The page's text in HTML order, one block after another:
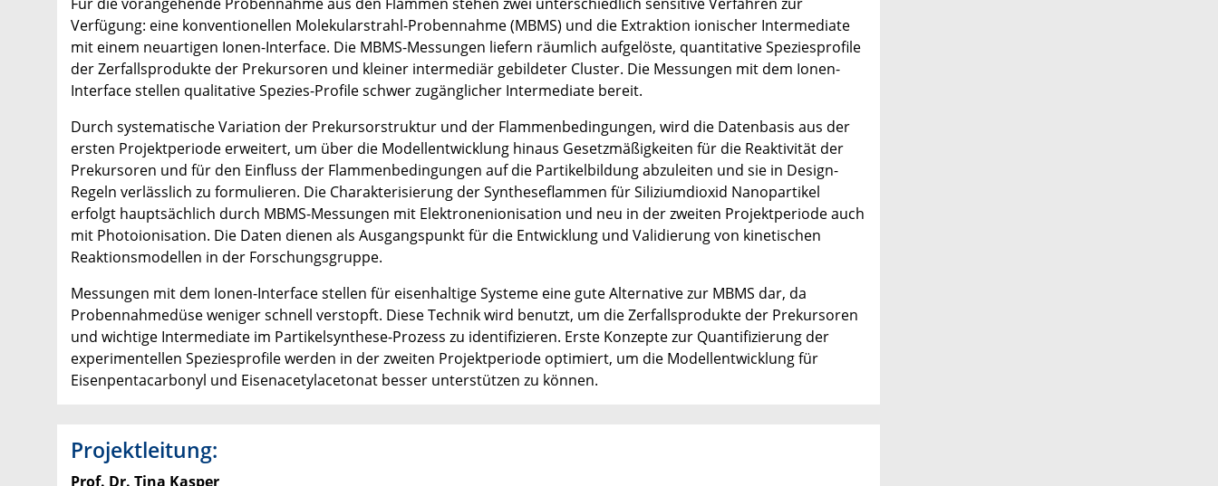
Für die vorangehende Probennahme aus den Flammen stehen zwei unterschiedlich sensitive Verfahren zur
Verfügung: eine konventionellen Molekularstrahl-Probennahme (MBMS) und die Extraktion ionischer Intermediate
mit einem neuartigen Ionen-Interface. Die MBMS-Messungen liefern räumlich aufgelöste, quantitative Speziesprofile
der Zerfallsprodukte der Prekursoren und kleiner intermediär gebildeter Cluster. Die Messungen mit dem Ionen-
Interface stellen qualitative Spezies-Profile schwer zugänglicher Intermediate bereit.
Durch systematische Variation der Prekursorstruktur und der Flammenbedingungen, wird die Datenbasis aus der
ersten Projektperiode erweitert, um über die Modellentwicklung hinaus Gesetzmäßigkeiten für die Reaktivität der
Prekursoren und für den Einfluss der Flammenbedingungen auf die Partikelbildung abzuleiten und sie in Design-
Regeln verlässlich zu formulieren. Die Charakterisierung der Syntheseflammen für Siliziumdioxid Nanopartikel
erfolgt hauptsächlich durch MBMS-Messungen mit Elektronenionisation und neu in der zweiten Projektperiode auch
mit Photoionisation. Die Daten dienen als Ausgangspunkt für die Entwicklung und Validierung von kinetischen
Reaktionsmodellen in der Forschungsgruppe.
Messungen mit dem Ionen-Interface stellen für eisenhaltige Systeme eine gute Alternative zur MBMS dar, da
Probennahmedüse weniger schnell verstopft. Diese Technik wird benutzt, um die Zerfallsprodukte der Prekursoren
und wichtige Intermediate im Partikelsynthese-Prozess zu identifizieren. Erste Konzepte zur Quantifizierung der
experimentellen Speziesprofile werden in der zweiten Projektperiode optimiert, um die Modellentwicklung für
Eisenpentacarbonyl und Eisenacetylacetonat besser unterstützen zu können.
Projektleitung:
Prof. Dr. Tina Kasper